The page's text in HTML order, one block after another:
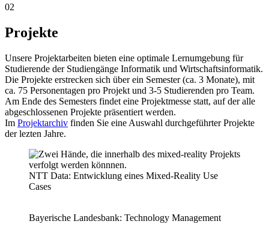
02
Projekte
Unsere Projektarbeiten bieten eine optimale Lernumgebung für
Studierende der Studiengänge Informatik und Wirtschaftsinformatik.
Die Projekte erstrecken sich über ein Semester (ca. 3 Monate), mit
ca. 75 Personentagen pro Projekt und 3-5 Studierenden pro Team.
Am Ende des Semesters findet eine Projektmesse statt, auf der alle
abgeschlossenen Projekte präsentiert werden.
Im Projektarchiv finden Sie eine Auswahl durchgeführter Projekte
der lezten Jahre.
NTT Data: Entwicklung eines Mixed-Reality Use
Cases
Bayerische Landesbank: Technology Management